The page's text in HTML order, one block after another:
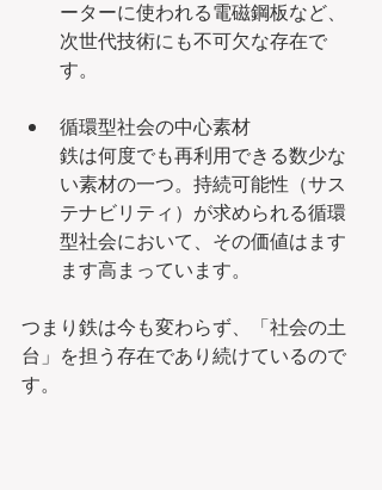
ーターに使われる電磁鋼板など、
次世代技術にも不可欠な存在で
す。
循環型社会の中心素材
鉄は何度でも再利用できる数少な
い素材の一つ。持続可能性（サス
テナビリティ）が求められる循環
型社会において、その価値はます
ます高まっています。
つまり鉄は今も変わらず、「社会の土
台」を担う存在であり続けているので
す。